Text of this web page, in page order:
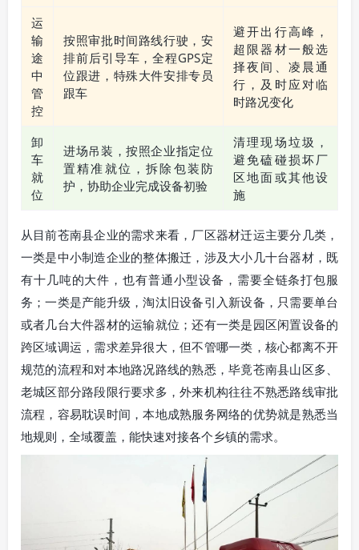
运
输
途
中
管
控
按照审批时间路线行驶，安
排前后引导车，全程GPS定
位跟进，特殊大件安排专员
跟车
避开出行高峰，
超限器材一般选
择夜间、凌晨通
行，及时应对临
时路况变化
卸
车
就
位
进场吊装，按照企业指定位
置精准就位，拆除包装防
护，协助企业完成设备初验
清理现场垃圾，
避免磕碰损坏厂
区地面或其他设
施
从目前苍南县企业的需求来看，厂区器材迁运主要分几类，
一类是中小制造企业的整体搬迁，涉及大小几十台器材，既
有十几吨的大件，也有普通小型设备，需要全链条打包服
务；一类是产能升级，淘汰旧设备引入新设备，只需要单台
或者几台大件器材的运输就位；还有一类是园区闲置设备的
跨区域调运，需求差异很大，但不管哪一类，核心都离不开
规范的流程和对本地路况路线的熟悉，毕竟苍南县山区多、
老城区部分路段限行要求多，外来机构往往不熟悉路线审批
流程，容易耽误时间，本地成熟服务网络的优势就是熟悉当
地规则，全域覆盖，能快速对接各个乡镇的需求。